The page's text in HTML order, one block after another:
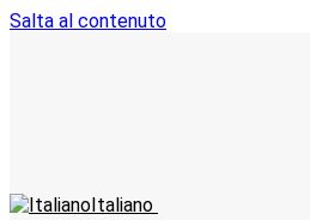
Salta al contenuto
Italiano